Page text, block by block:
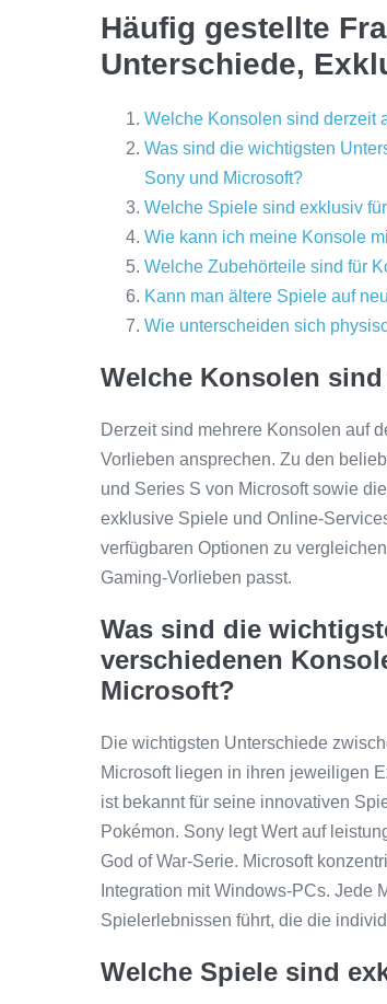
Häufig gestellte
Unterschiede,
Welche Konsolen sind derzeit
Was sind die wichtigsten
Sony und Microsoft?
Welche Spiele sind exklusiv
Wie kann ich meine Konsole
Welche Zubehörteile sind für
Kann man ältere Spiele auf
Wie unterscheiden sich
Welche Konsolen
Derzeit sind mehrere Konsolen auf
Vorlieben ansprechen. Zu den
und Series S von Microsoft sowie
exklusive Spiele und Online-
verfügbaren Optionen zu
Gaming-Vorlieben passt.
Was sind die
verschiedenen
Microsoft?
Die wichtigsten Unterschiede
Microsoft liegen in ihren jeweiligen
ist bekannt für seine innovativen
Pokémon. Sony legt Wert auf
God of War-Serie. Microsoft
Integration mit Windows-PCs. Jede
Spielerlebnissen führt, die die
Welche Spiele sind